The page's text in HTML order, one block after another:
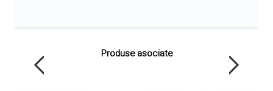
Produse asociate